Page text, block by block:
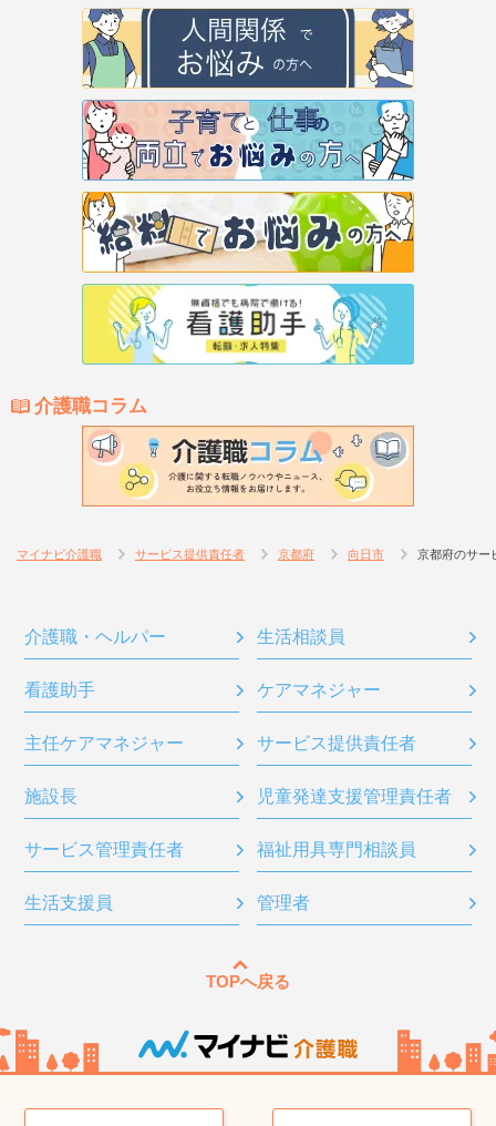
介護職コラム
マイナビ介護職 サービス提供責任者 京都府 向日市 京都府のサー
介護職・ヘルパー 生活相談員
看護助手 ケアマネジャー
主任ケアマネジャー サービス提供責任者
施設長 児童発達支援管理責任者
サービス管理責任者 福祉用具専門相談員
生活支援員 管理者
TOPへ戻る